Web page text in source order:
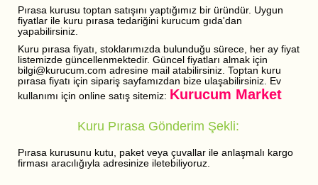
Pırasa kurusu toptan satışını yaptığımız bir üründür. Uygun
fiyatlar ile kuru pırasa tedariğini kurucum gıda'dan
yapabilirsiniz.
Kuru pırasa fiyatı, stoklarımızda bulunduğu sürece, her ay fiyat
listemizde güncellenmektedir. Güncel fiyatları almak için
bilgi@kurucum.com adresine mail atabilirsiniz. Toptan kuru
pırasa fiyatı için sipariş sayfamızdan bize ulaşabilirsiniz. Ev
kullanımı için online satış sitemiz: Kurucum Market
Kuru Pırasa Gönderim Şekli:
Pırasa kurusunu kutu, paket veya çuvallar ile anlaşmalı kargo
firması aracılığıyla adresinize iletebiliyoruz.